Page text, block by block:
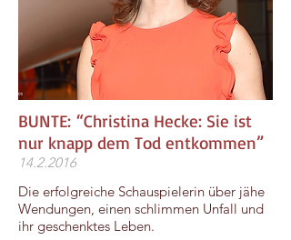
​BUNTE: “Christina Hecke: Sie ist
nur knapp dem Tod entkommen”
14.2.2016
Die erfolgreiche Schauspielerin über jähe
Wendungen, einen schlimmen Unfall und
ihr geschenktes Leben.